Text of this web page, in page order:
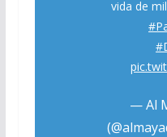
vida de
— Al